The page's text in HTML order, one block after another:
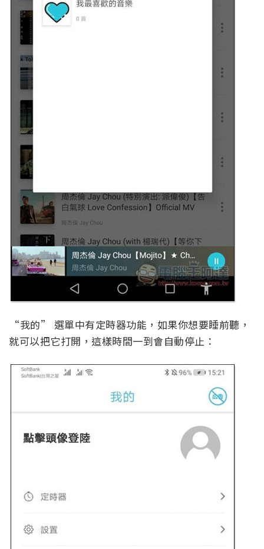
“我的” 選單中有定時器功能，如果你想要睡前聽，
就可以把它打開，這樣時間一到會自動停止：